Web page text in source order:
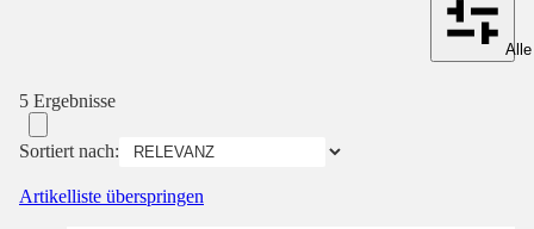
5 Ergebnisse
Sortiert nach:
Artikelliste überspringen